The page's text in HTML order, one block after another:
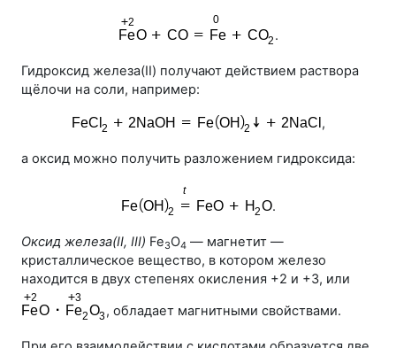
.
Гидроксид железа(II) получают действием раствора
щёлочи на соли, например:
,
а оксид можно получить разложением гидроксида:
.
Оксид железа(II, III) Fe3O4 — магнетит —
кристаллическое вещество, в котором железо
находится в двух степенях окисления +2 и +3, или
, обладает магнитными свойствами.